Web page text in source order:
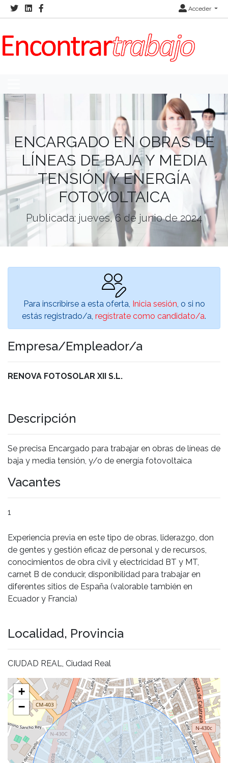
Acceder
ENCARGADO EN OBRAS DE
LÍNEAS DE BAJA Y MEDIA
TENSIÓN Y ENERGÍA
FOTOVOLTAICA
Publicada: jueves, 6 de junio de 2024
Para inscribirse a esta oferta, Inicia sesión , o si no
estás registrado/a, regístrate como candidato/a.
Empresa/Empleador/a
RENOVA FOTOSOLAR XII S.L.
Descripción
Se precisa Encargado para trabajar en obras de líneas de
baja y media tensión, y/o de energía fotovoltaica
Vacantes
1
Experiencia previa en este tipo de obras, liderazgo, don
de gentes y gestión eficaz de personal y de recursos,
conocimientos de obra civil y electricidad BT y MT,
carnet B de conducir, disponibilidad para trabajar en
diferentes sitios de España (valorable también en
Ecuador y Francia)
Localidad, Provincia
CIUDAD REAL, Ciudad Real
+
−